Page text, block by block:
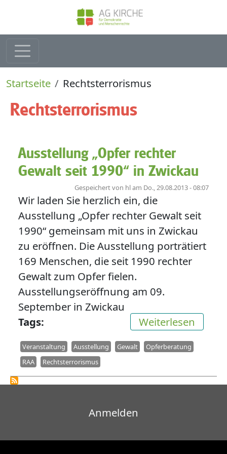
Direkt zum Inhalt
Pfadnavigation
Startseite Rechtsterrorismus
Rechtsterrorismus
Ausstellung „Opfer rechter
Gewalt seit 1990“ in Zwickau
Gespeichert von hlam Do., 29.08.2013 - 08:07
Wir laden Sie herzlich ein, die
Ausstellung „Opfer rechter Gewalt seit
1990“ gemeinsam mit uns in Zwickau
zu eröffnen. Die Ausstellung porträtiert
169 Menschen, die seit 1990 rechter
Gewalt zum Opfer fielen.
Ausstellungseröffnung am 09.
September in Zwickau
Weiterlesen
Tags
Veranstaltung Ausstellung Gewalt
Opferberatung
RAA
Rechtsterrorismus
Benutzermenü
Anmelden